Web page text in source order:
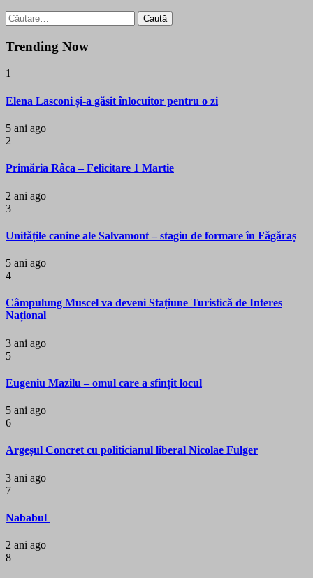
Caută
după:
Trending Now
1
Elena Lasconi și-a găsit înlocuitor pentru o zi
5 ani ago
2
Primăria Râca – Felicitare 1 Martie
2 ani ago
3
Unitățile canine ale Salvamont – stagiu de formare în Făgăraș
5 ani ago
4
Câmpulung Muscel va deveni Stațiune Turistică de Interes
Național
3 ani ago
5
Eugeniu Mazilu – omul care a sfințit locul
5 ani ago
6
Argeșul Concret cu politicianul liberal Nicolae Fulger
3 ani ago
7
Nababul
2 ani ago
8